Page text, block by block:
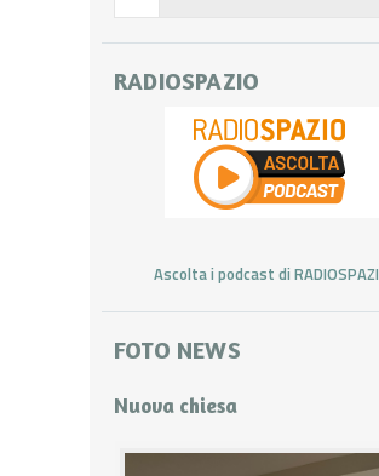
RADIOSPAZIO
Ascolta i podcast di
FOTO NEWS
Nuova chiesa